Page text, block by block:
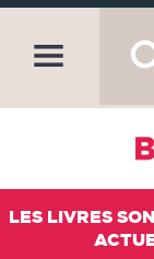
LES LIVRES